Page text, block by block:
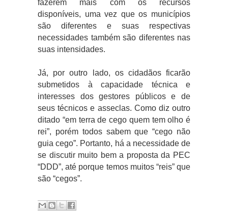
fazerem mais com os recursos
disponíveis, uma vez que os municípios
são diferentes e suas respectivas
necessidades também são diferentes nas
suas intensidades.
Já, por outro lado, os cidadãos ficarão
submetidos à capacidade técnica e
interesses dos gestores públicos e de
seus técnicos e asseclas. Como diz outro
ditado “em terra de cego quem tem olho é
rei”, porém todos sabem que “cego não
guia cego”. Portanto, há a necessidade de
se discutir muito bem a proposta da PEC
“DDD”, até porque temos muitos “reis” que
são “cegos”.